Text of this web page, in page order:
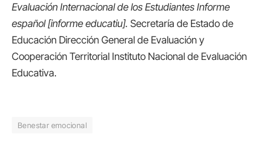
Evaluación Internacional de los Estudiantes Informe
español [informe educatiu]. Secretaría de Estado de
Educación Dirección General de Evaluación y
Cooperación Territorial Instituto Nacional de Evaluación
Educativa.
Benestar emocional